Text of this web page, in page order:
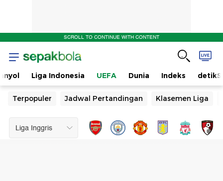
SCROLL TO CONTINUE WITH CONTENT
Liga Indonesia UEFA Dunia Indeks
Terpopuler Jadwal Pertandingan Klasemen Liga